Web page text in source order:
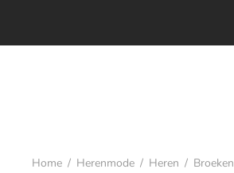
Home / Herenmode / Heren / Broeken